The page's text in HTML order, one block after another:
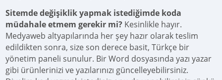
Sitemde değişiklik yapmak istediğimde koda
müdahale etmem gerekir mi? Kesinlikle hayır.
Medyaweb altyapılarında her şey hazır olarak teslim
edildikten sonra, size son derece basit, Türkçe bir
yönetim paneli sunulur. Bir Word dosyasında yazı yazar
gibi ürünlerinizi ve yazılarınızı güncelleyebilirsiniz.